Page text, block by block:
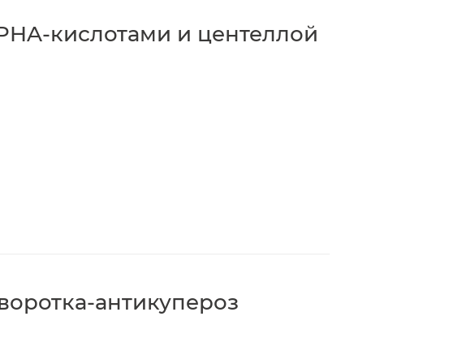
кислотами и центеллой
антикупероз